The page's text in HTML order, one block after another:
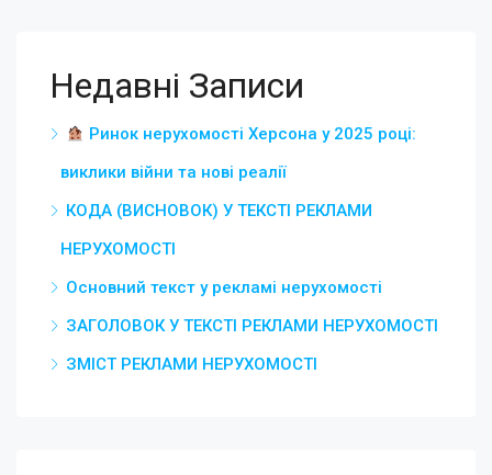
Недавні Записи
Ринок нерухомості Херсона у 2025 році:
виклики війни та нові реалії
КОДА (ВИСНОВОК) У ТЕКСТІ РЕКЛАМИ
НЕРУХОМОСТІ
Основний текст у рекламі нерухомості
ЗАГОЛОВОК У ТЕКСТІ РЕКЛАМИ НЕРУХОМОСТІ
ЗМІСТ РЕКЛАМИ НЕРУХОМОСТІ